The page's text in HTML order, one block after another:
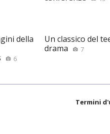
della
6
Un classico del
drama
7
Termini